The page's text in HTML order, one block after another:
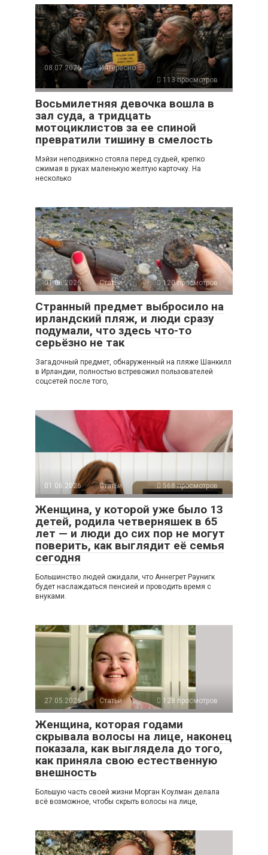
08.07.2026
Интересно
113 просмотров
Восьмилетняя девочка вошла в
зал суда, а тридцать
мотоциклистов за ее спиной
превратили тишину в смелость
Мэйзи неподвижно стояла перед судьей, крепко
сжимая в руках маленькую желтую карточку. На
несколько
01.06.2026 Статьи 120 просмотров
Странный предмет выбросило на
ирландский пляж, и люди сразу
подумали, что здесь что-то
серьёзно не так
Загадочный предмет, обнаруженный на пляже Шанкилл
в Ирландии, полностью встревожил пользователей
соцсетей после того,
01.06.2026 Статьи 568 просмотров
Женщина, у которой уже было 13
детей, родила четверняшек в 65
лет — и люди до сих пор не могут
поверить, как выглядит её семья
сегодня
Большинство людей ожидали, что Аннегрет Раунигк
будет наслаждаться пенсией и проводить время с
внуками.
27.05.2026 Статьи 128 просмотров
Женщина, которая годами
скрывала волосы на лице, наконец
показала, как выглядела до того,
как приняла свою естественную
внешность
Большую часть своей жизни Морган Коулман делала
всё возможное, чтобы скрыть волосы на лице,